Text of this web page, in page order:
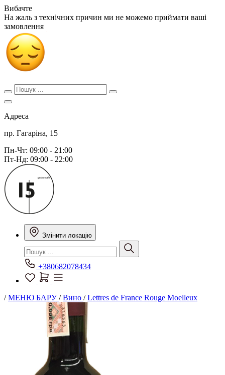
Вибачте
На жаль з технічних причин ми не можемо приймати ваші
замовлення
Адреса
пр. Гагаріна, 15
Пн-Чт: 09:00 - 21:00
Пт-Нд: 09:00 - 22:00
Змінити локацію
+380682078434
/МЕНЮ БАРУ/Вино /Lettres de France Rouge Moelleux